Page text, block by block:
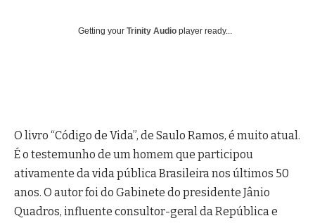
Getting your Trinity Audio player ready...
O livro “Código de Vida”, de Saulo Ramos, é muito atual.
É o testemunho de um homem que participou
ativamente da vida pública Brasileira nos últimos 50
anos. O autor foi do Gabinete do presidente Jânio
Quadros, influente consultor-geral da República e